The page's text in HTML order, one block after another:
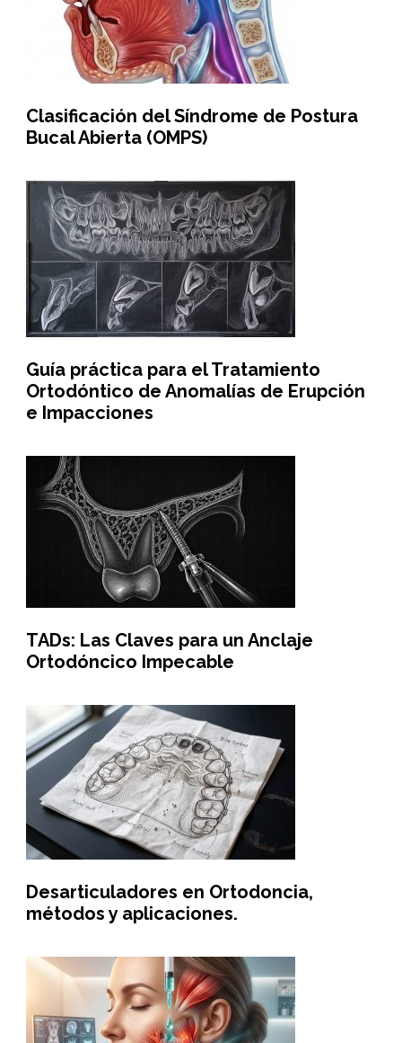
Clasificación del Síndrome de Postura
Bucal Abierta (OMPS)
Guía práctica para el Tratamiento
Ortodóntico de Anomalías de Erupción
e Impacciones
TADs: Las Claves para un Anclaje
Ortodóncico Impecable
Desarticuladores en Ortodoncia,
métodos y aplicaciones.